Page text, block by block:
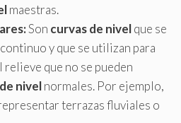
maestras.
Son curvas de nivelque se
y que se utilizan para
que no se pueden
nivelnormales. Por ejemplo,
terrazas fluviales o